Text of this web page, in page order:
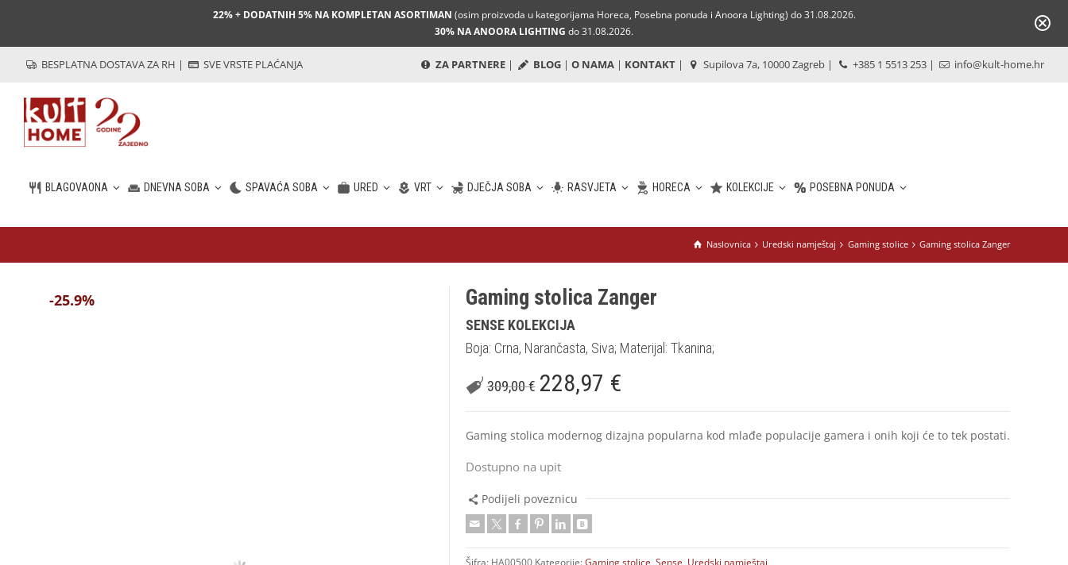
22% + DODATNIH 5% NA KOMPLETAN ASORTIMAN (osim proizvoda u kategorijama Horeca, Posebna ponuda i Anoora Lighting) do 31.08.2026.
30% NA ANOORA LIGHTING do 31.08.2026.
BESPLATNA DOSTAVA ZA RH | SVE VRSTE PLAĆANJA ZA PARTNERE | BLOG | O NAMA | KONTAKT | Supilova 7a, 10000 Zagreb | +385 1 5513 253 | info@kult-home.hr
BLAGOVAONA DNEVNA SOBA SPAVAĆA SOBA URED VRT DJEČJA SOBA RASVJETA HORECA KOLEKCIJE POSEBNA PONUDA
HR
Naslovnica Uredski namještaj Gaming stolice Gaming stolica Zanger
-25.9% Gaming stolica Zanger
SENSE KOLEKCIJA
Boja: Crna, Narančasta, Siva; Materijal: Tkanina;
309,00€ 228,97 €
Gaming stolica modernog dizajna popularna kod mlađe populacije gamera i onih koji će to tek postati.
Dostupno na upit
Podijeli poveznicu
Šifra: HA00500 Kategorije:Gaming stolice ,Sense Uredski namještaj